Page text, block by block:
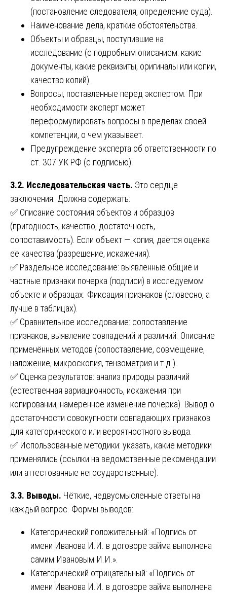
(постановление следователя, определение суда).
Наименование дела, краткие обстоятельства.
Объекты и образцы, поступившие на
исследование (с подробным описанием: какие
документы, какие реквизиты, оригиналы или копии,
качество копий).
Вопросы, поставленные перед экспертом. При
необходимости эксперт может
переформулировать вопросы в пределах своей
компетенции, о чём указывает.
Предупреждение эксперта об ответственности по
ст. 307 УК РФ (с подписью).
3.2. Исследовательская часть. Это сердце
заключения. Должна содержать:
✅ Описание состояния объектов и образцов
(пригодность, качество, достаточность,
сопоставимость). Если объект — копия, даётся оценка
её качества (разрешение, искажения).
✅ Раздельное исследование: выявленные общие и
частные признаки почерка (подписи) в исследуемом
объекте и образцах. Фиксация признаков (словесно, а
лучше в таблицах).
✅ Сравнительное исследование: сопоставление
признаков, выявление совпадений и различий. Описание
применённых методов (сопоставление, совмещение,
наложение, микроскопия, тензометрия и т.д.).
✅ Оценка результатов: анализ природы различий
(естественная вариационность, искажения при
копировании, намеренное изменение почерка). Вывод о
достаточности совокупности совпадающих признаков
для категорического или вероятностного вывода.
✅ Использованные методики: указать, какие методики
применялись (ссылки на ведомственные рекомендации
или аттестованные негосударственные).
3.3. Выводы. Чёткие, недвусмысленные ответы на
каждый вопрос. Формы выводов:
Категорический положительный: «Подпись от
имени Иванова И.И. в договоре займа выполнена
самим Ивановым И.И.».
Категорический отрицательный: «Подпись от
имени Иванова И.И. в договоре займа выполнена